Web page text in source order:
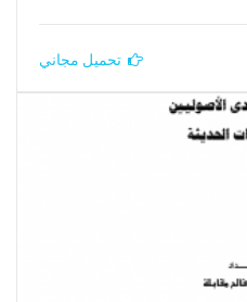
تحميل مجاني